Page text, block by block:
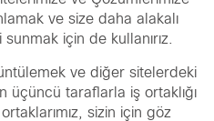
ve size daha alakalı
için de kullanırız.
ve diğer sitelerdeki
üçüncü taraflarla iş ortaklığı
sizin için göz